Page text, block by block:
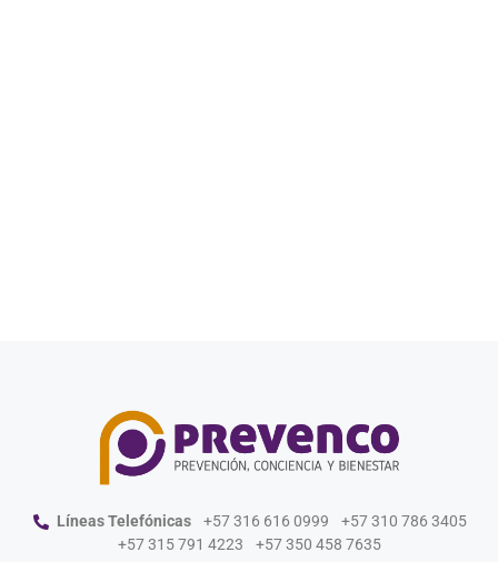
Líneas Telefónicas +57 316 616 0999
+57 310 786 3405
+57 315 791 4223
+57 350 458 7635